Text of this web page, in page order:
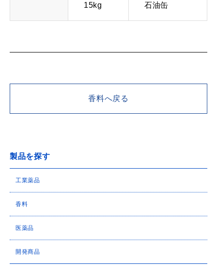
15kg 石油缶
香料へ戻る
製品を探す
工業薬品
香料
医薬品
開発商品